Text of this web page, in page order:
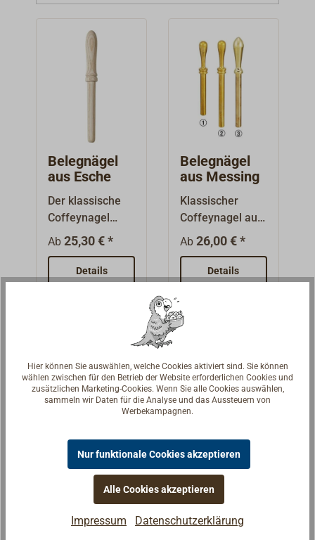
Belegnägel
aus Esche
Der klassische
Coffeynagel
(Meinungsverstä
rker): Sauber
gedrechselter
Belegnagel aus
Ab25,30 € *
Details
Belegnägel
aus Messing
Klassischer
Coffeynagel aus
Messing.
Funktionales
Gebrauchsteil,
aber auch ein
für die
Belegnagel aus
Messing, sauber
gedreht. Kopf
Belegnagel von
mittlerer Größe
(190mm) wird
von der
englischen
Firma Davey &
Ab 26,00 € *
Details
Belegnägel
aus Bronze
DAVEY 1634
Der klassische
Coffeynagel zum
Belegnägel
aus Bronze,
feinmatt
DAVEY 1634
Kräftiger
Belegnagel von
Hier können Sie auswählen, welche Cookies aktiviert sind. Sie können
wählen zwischen für den Betrieb der Website erforderlichen Cookies und
zusätzlichen Marketing-Cookies. Wenn Sie alle Cookies auswählen,
sammeln wir Daten für die Analyse und das Aussteuern von
Werbekampagnen.
Nur funktionale Cookies akzeptieren
Alle Cookies akzeptieren
Impressum Datenschutzerklärung